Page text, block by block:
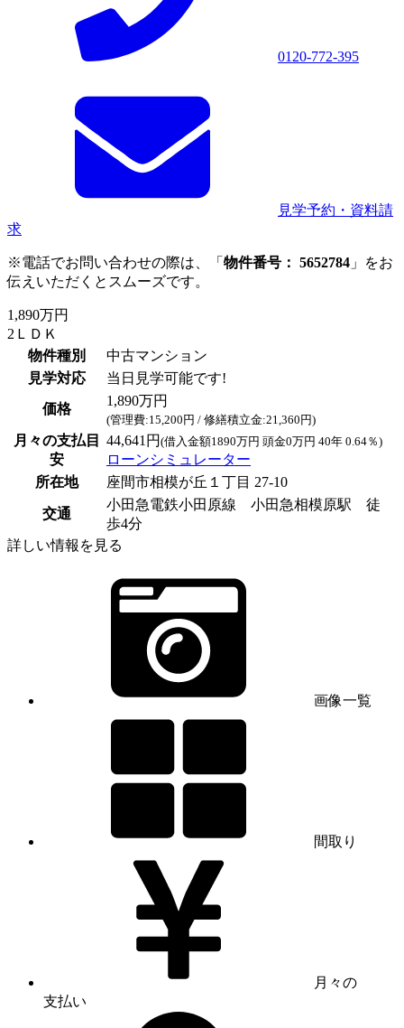
0120-772-395
見学予約・資料請
求
※電話でお問い合わせの際は、「 物件番号： 5652784 」をお
伝えいただくとスムーズです。
1,890万円
2ＬＤＫ
物件種別
中古マンション
見学対応
当日見学可能です!
価格
1,890万円
(管理費:15,200円 / 修繕積立金:21,360円)
月々の支払目
安
44,641円 (借入金額1890万円 頭金0万円 40年 0.64％)
ローンシミュレーター
所在地
座間市相模が丘１丁目 27-10
交通
小田急電鉄小田原線 小田急相模原駅 徒
歩4分
詳しい情報を見る
画像一覧
間取り
月々の
支払い